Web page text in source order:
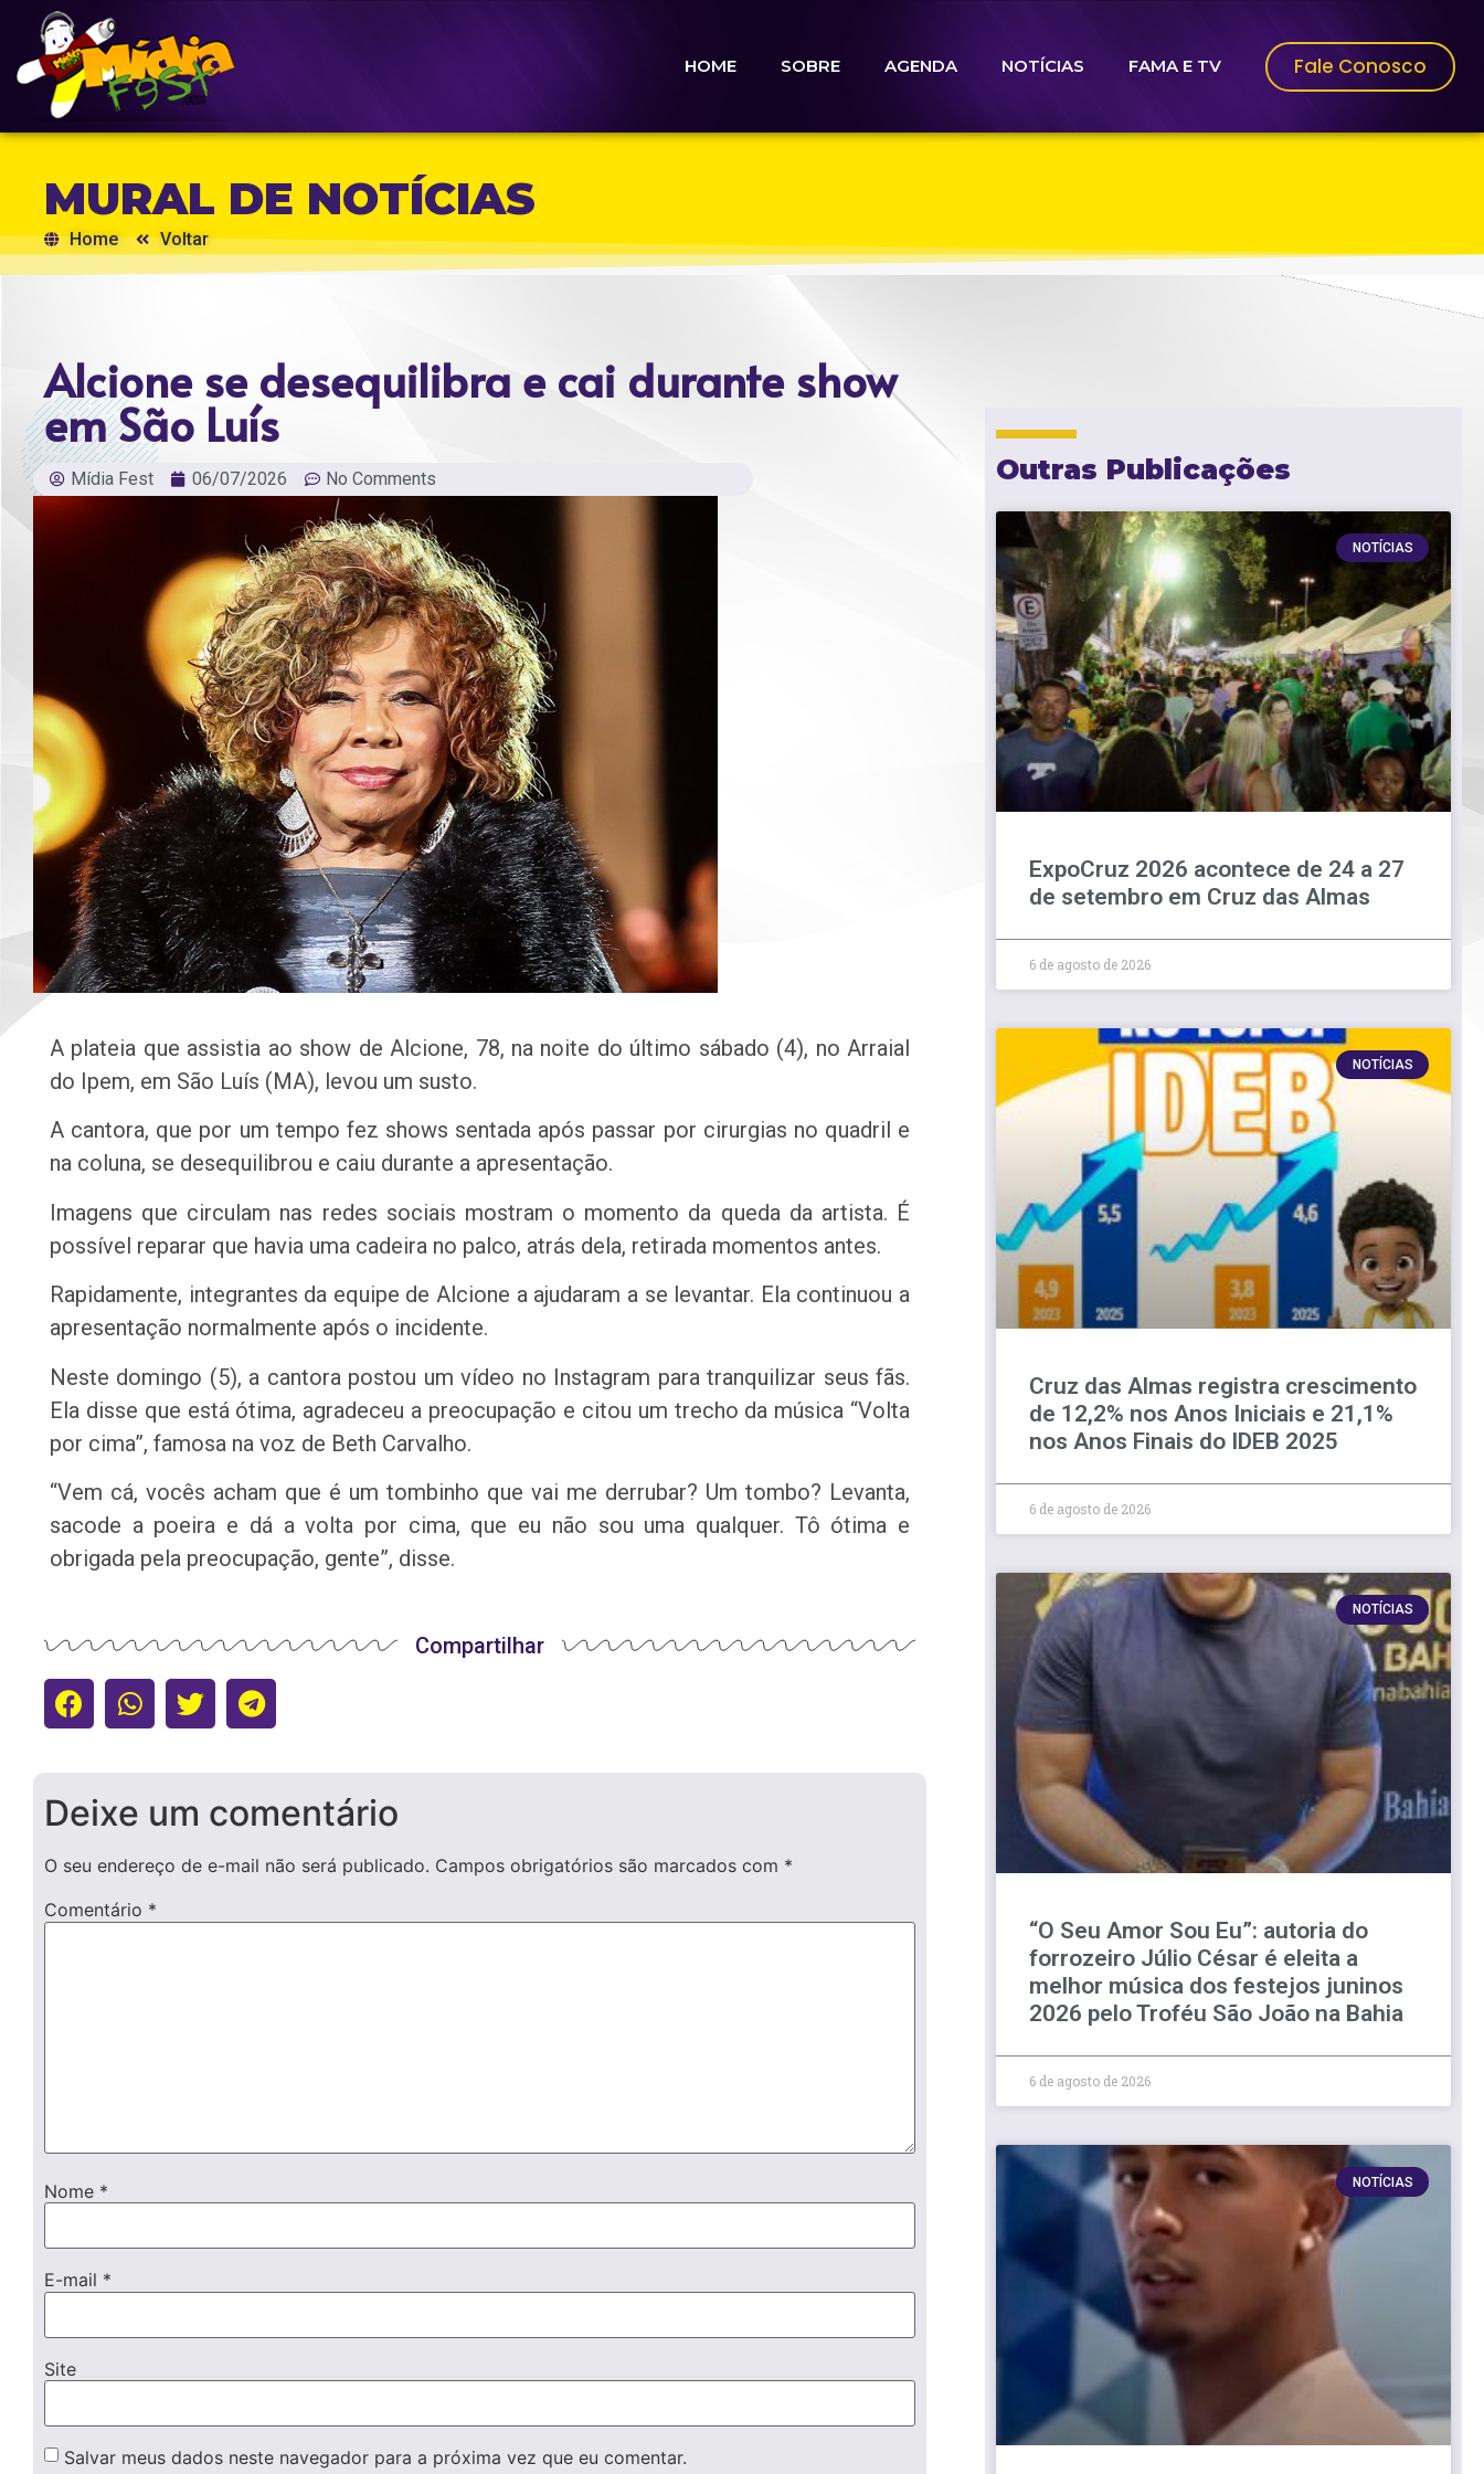
HOME SOBRE AGENDA NOTÍCIAS FAMA E TV Fale Conosco
MURAL DE NOTÍCIAS
Home Voltar
Alcione se desequilibra e cai durante show
em São Luís
Mídia Fest 06/07/2026 No Comments
A plateia que assistia ao show de Alcione, 78, na noite do último sábado (4), no Arraial
do Ipem, em São Luís (MA), levou um susto.
A cantora, que por um tempo fez shows sentada após passar por cirurgias no quadril e
na coluna, se desequilibrou e caiu durante a apresentação.
Imagens que circulam nas redes sociais mostram o momento da queda da artista. É
possível reparar que havia uma cadeira no palco, atrás dela, retirada momentos antes.
Rapidamente, integrantes da equipe de Alcione a ajudaram a se levantar. Ela continuou a
apresentação normalmente após o incidente.
Neste domingo (5), a cantora postou um vídeo no Instagram para tranquilizar seus fãs.
Ela disse que está ótima, agradeceu a preocupação e citou um trecho da música “Volta
por cima”, famosa na voz de Beth Carvalho.
“Vem cá, vocês acham que é um tombinho que vai me derrubar? Um tombo? Levanta,
sacode a poeira e dá a volta por cima, que eu não sou uma qualquer. Tô ótima e
obrigada pela preocupação, gente”, disse.
Compartilhar
Deixe um comentário
O seu endereço de e-mail não será publicado. Campos obrigatórios são marcados com *
Comentário *
Nome *
E-mail *
Site
Salvar meus dados neste navegador para a próxima vez que eu comentar.
Outras Publicações
NOTÍCIAS
ExpoCruz 2026 acontece de 24 a 27
de setembro em Cruz das Almas
6 de agosto de 2026
NOTÍCIAS
Cruz das Almas registra crescimento
de 12,2% nos Anos Iniciais e 21,1%
nos Anos Finais do IDEB 2025
6 de agosto de 2026
NOTÍCIAS
“O Seu Amor Sou Eu”: autoria do
forrozeiro Júlio César é eleita a
melhor música dos festejos juninos
2026 pelo Troféu São João na Bahia
6 de agosto de 2026
NOTÍCIAS